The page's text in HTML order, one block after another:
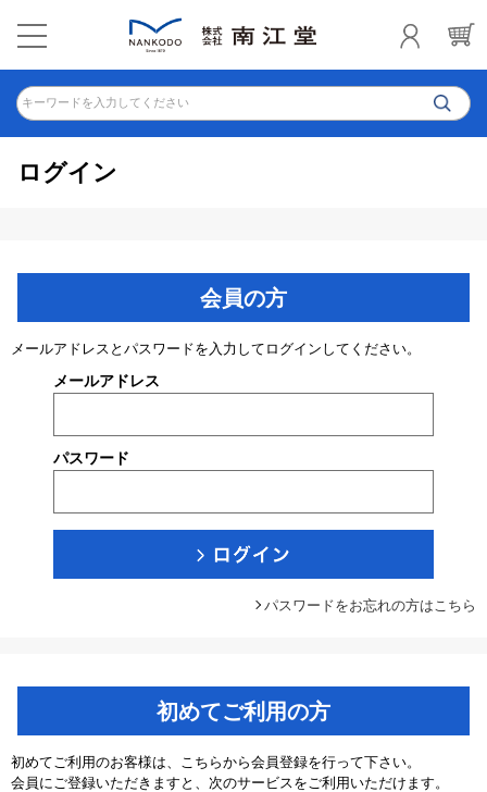
キーワードを入力してください
ログイン
会員の方
メールアドレスとパスワードを入力してログインしてください。
メールアドレス
パスワード
パスワードをお忘れの方はこちら
初めてご利用の方
初めてご利用のお客様は、こちらから会員登録を行って下さい。
会員にご登録いただきますと、次のサービスをご利用いただけます。